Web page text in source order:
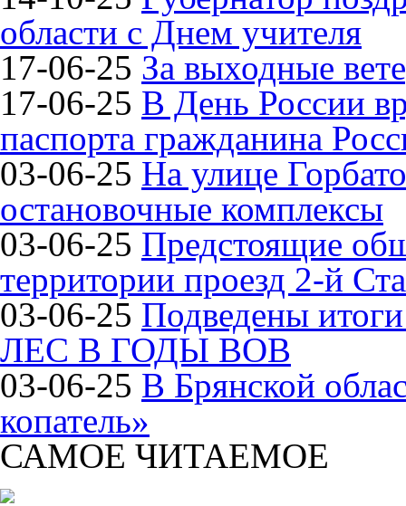
области с Днем учителя
17-06-25 За выходные
17-06-25 В День России
паспорта гражданина
03-06-25 На улице
остановочные комплексы
03-06-25 Предстоящие
территории проезд 2-й
03-06-25 Подведены
ЛЕС В ГОДЫ ВОВ
03-06-25 В Брянской
копатель»
САМОЕ ЧИТАЕМОЕ